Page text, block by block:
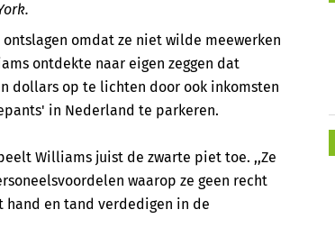
omdat ze niet wilde meewerken
ontdekte naar eigen zeggen dat
dollars op te lichten door ook inkomsten
in Nederland te parkeren.
Williams juist de zwarte piet toe. ,,Ze
waarop ze geen recht
hand en tand verdedigen in de